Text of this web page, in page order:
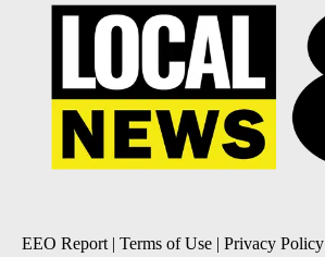
EEO Report | Terms of Use | Privacy Policy